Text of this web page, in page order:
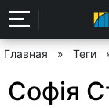
Главная » Теги
Софія